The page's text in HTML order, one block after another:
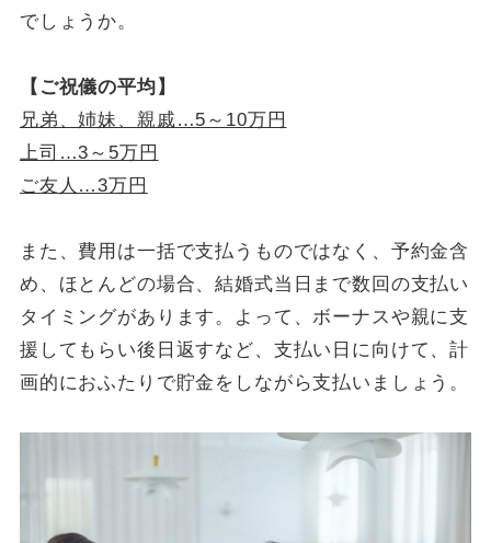
でしょうか。
【ご祝儀の平均】
兄弟、姉妹、親戚…5～10万円
上司…3～5万円
ご友人…3万円
また、費用は一括で支払うものではなく、予約金含
め、ほとんどの場合、結婚式当日まで数回の支払い
タイミングがあります。よって、ボーナスや親に支
援してもらい後日返すなど、支払い日に向けて、計
画的におふたりで貯金をしながら支払いましょう。